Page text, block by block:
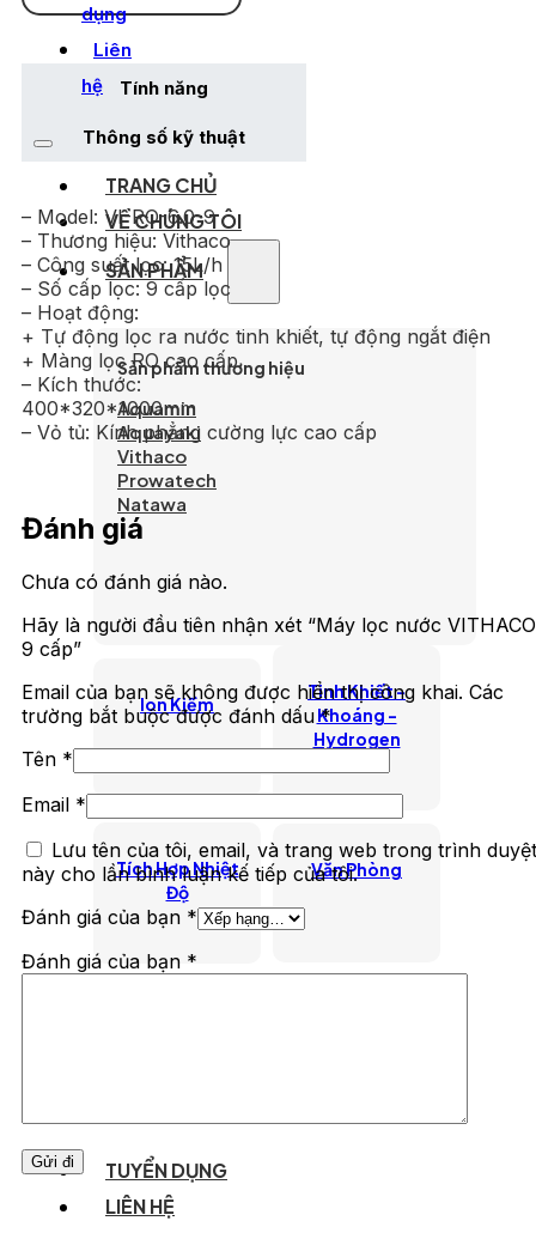
dụng
Liên
hệ
TRANG CHỦ
VỀ CHÚNG TÔI
SẢN PHẨM
Sản phẩm thương hiệu
Aquamin
Aquayaki
Vithaco
Prowatech
Natawa
lon Kiềm
Tinh Khiết -
Khoáng -
Hydrogen
Tích Hợp Nhiệt
Độ
Văn Phòng
TUYỂN DỤNG
LIÊN HỆ
Tính năng
Thông số kỹ thuật
– Model: VI-RO-6.0-9
– Thương hiệu: Vithaco
– Công suất lọc: 15L/h
– Số cấp lọc: 9 cấp lọc
– Hoạt động:
+ Tự động lọc ra nước tinh khiết, tự động ngắt điện
+ Màng lọc RO cao cấp
– Kích thước:
400*320*1000mm
– Vỏ tủ: Kính phẳng cường lực cao cấp
Đánh giá
Chưa có đánh giá nào.
Hãy là người đầu tiên nhận xét “Máy lọc nước VITHACO
9 cấp”
Email của bạn sẽ không được hiển thị công khai. Các
trường bắt buộc được đánh dấu*
Tên *
Email *
Lưu tên của tôi, email, và trang web trong trình duyệt
này cho lần bình luận kế tiếp của tôi.
Đánh giá của bạn *
Đánh giá của bạn *